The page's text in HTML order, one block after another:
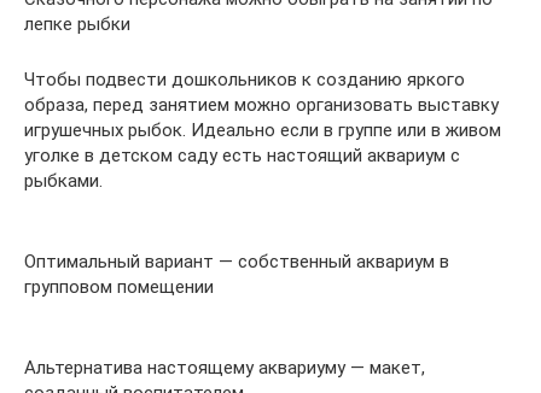
лепке рыбки
Чтобы подвести дошкольников к созданию яркого
образа, перед занятием можно организовать выставку
игрушечных рыбок. Идеально если в группе или в живом
уголке в детском саду есть настоящий аквариум с
рыбками.
Оптимальный вариант — собственный аквариум в
групповом помещении
Альтернатива настоящему аквариуму — макет,